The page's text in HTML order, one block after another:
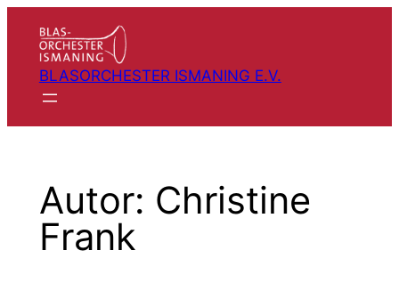
Inhalt
springen
BLASORCHESTER ISMANING E.V.
Autor: Christine
Frank